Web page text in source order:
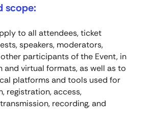
scope:
to all attendees, ticket
speakers, moderators,
participants of the Event, in
and virtual formats, as well as to
platforms and tools used for
registration, access,
recording, and